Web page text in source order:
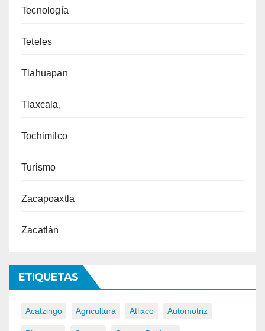
Tecnología
Teteles
Tlahuapan
Tlaxcala,
Tochimilco
Turismo
Zacapoaxtla
Zacatlán
ETIQUETAS
Acatzingo Agricultura Atlixco Automotriz